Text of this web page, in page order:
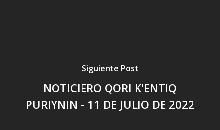
Siguiente Post
NOTICIERO QORI K'ENTIQ
PURIYNIN - 11 DE JULIO DE 2022